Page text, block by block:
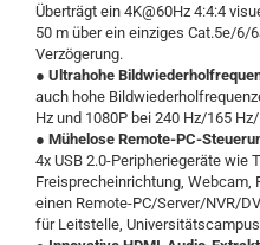
Überträgt ein 4K@60Hz 4:4:4
50 m über ein einziges Cat.5e/6/
Verzögerung.
● Ultrahohe
auch hohe
Hz und 1080P bei 240 Hz/165
● Mühelose Remote-PC-
4x USB 2.0-Peripheriegeräte wie
Freisprecheinrichtung, Webcam,
einen Remote-PC/Server/NVR/
für Leitstelle,